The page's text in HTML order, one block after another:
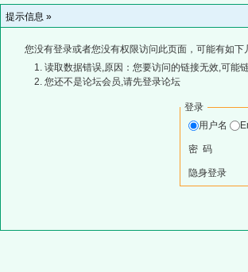
提示信息 »
您没有登录或者您没有权限访问此页面，可能有如下
读取数据错误,原因：您要访问的链接无效,可能
您还不是论坛会员,请先登录论坛
登录
用户名
密 码
隐身登录